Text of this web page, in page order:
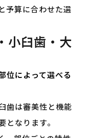
予算に合わせた選
小臼歯・大
位によって選べる
歯は審美性と機能
なります。